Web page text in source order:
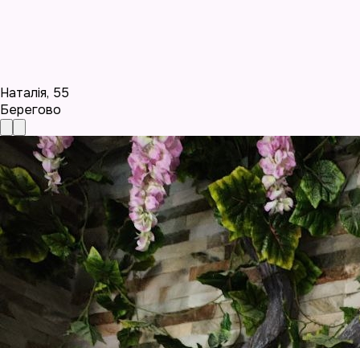
Наталія, 55
Берегово